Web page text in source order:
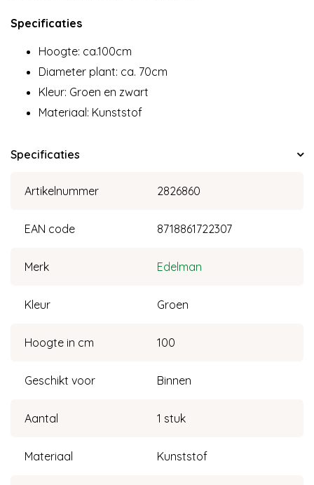
Specificaties
Hoogte: ca.100cm
Diameter plant: ca. 70cm
​Kleur: Groen en zwart
Materiaal: Kunststof
Specificaties
Artikelnummer 2826860
EAN code 8718861722307
Merk Edelman
Kleur Groen
Hoogte in cm 100
Geschikt voor Binnen
Aantal 1 stuk
Materiaal Kunststof